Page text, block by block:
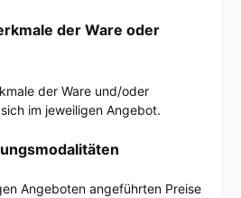
der Ware oder
der Ware und/oder
im jeweiligen Angebot.
Angeboten angeführten Preise